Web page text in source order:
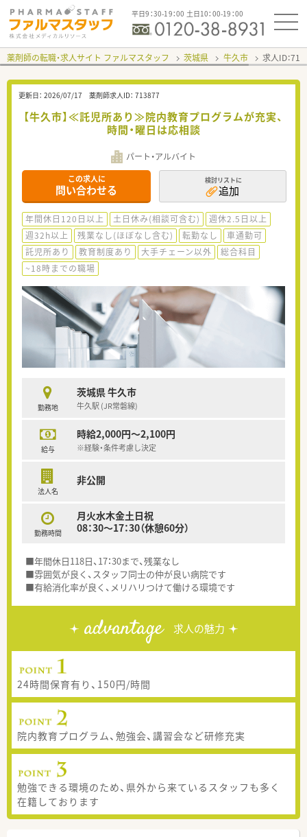
平日9：30-19：00 土日10：00-19：00
薬剤師の転職・求人サイト ファルマスタッフ 茨城県 牛久市 求人ID：
更新日： 2026/07/17 薬剤師求人ID： 713877
【牛久市】≪託児所あり≫院内教育プログラムが充実、
時間・曜日は応相談
パート・アルバイト
この求人に
問い合わせる
検討リストに
追加
年間休日120日以上 土日休み(相談可含む)
週休2.5日以上
週32h以上
残業なし(ほぼなし含む) 転勤なし
車通勤可
託児所あり
教育制度あり 大手チェーン以外
総合科目
~18時までの職場
勤務地
茨城県 牛久市
牛久駅 (JR常磐線)
給与
時給2,000円～2,100円
※経験・条件考慮し決定
法人名
非公開
勤務時間
月火水木金土日祝
08：30～17：30（休憩60分）
■年間休日118日、17：30まで、残業なし
■雰囲気が良く、スタッフ同士の仲が良い病院です
■有給消化率が良く、メリハリつけて働ける環境です
advantage 求人の魅力
24時間保育有り、150円/時間
院内教育プログラム、勉強会、講習会など研修充実
勉強できる環境のため、県外から来ているスタッフも多く
在籍しております